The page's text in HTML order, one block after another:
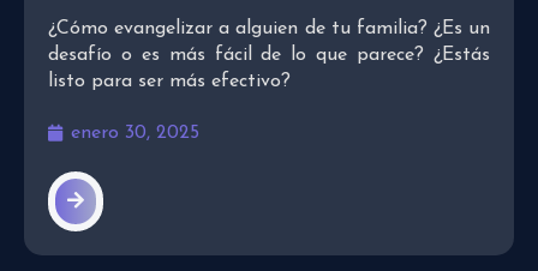
¿Cómo evangelizar a alguien de tu familia? ¿Es un
desafío o es más fácil de lo que parece? ¿Estás
listo para ser más efectivo?
enero 30, 2025